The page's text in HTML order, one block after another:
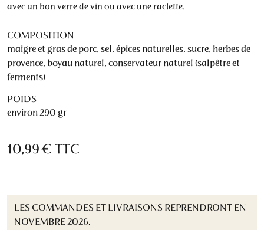
avec un bon verre de vin ou avec une raclette.
COMPOSITION
maigre et gras de porc, sel, épices naturelles, sucre, herbes de
provence, boyau naturel, conservateur naturel (salpêtre et
ferments)
POIDS
environ 290 gr
10,99 €TTC
LES COMMANDES ET LIVRAISONS REPRENDRONT EN
NOVEMBRE 2026.